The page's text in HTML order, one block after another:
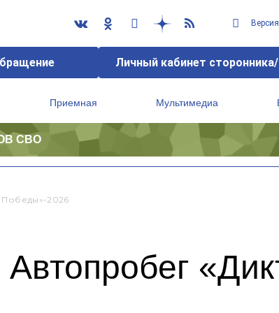
Личный кабинет
Приемная Мультимедиа
СВО
2026